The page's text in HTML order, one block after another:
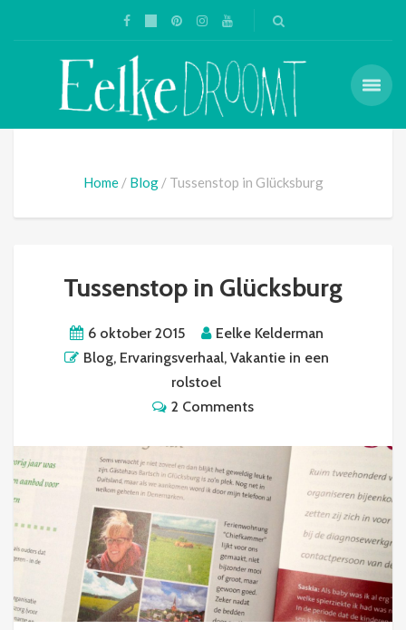
Home Blog Tussenstop in Glücksburg
Tussenstop in Glücksburg
6 oktober 2015
Eelke Kelderman
Blog, Ervaringsverhaal, Vakantie in een
rolstoel
2 Comments